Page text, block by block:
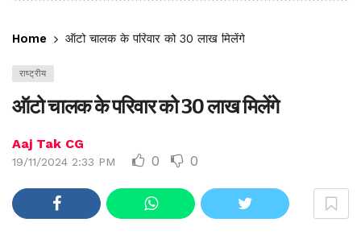
Home ऑटो चालक के परिवार को 30 लाख मिलेंगे
राष्ट्रीय
ऑटो चालक के परिवार को 30 लाख मिलेंगे
Aaj Tak CG
19/11/2024 2:33 PM 0 0